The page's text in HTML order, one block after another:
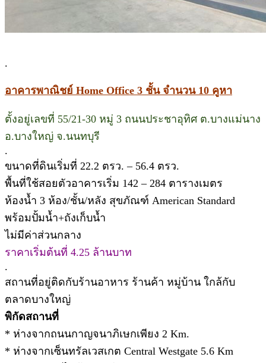
.
อาคารพาณิชย์ Home Office 3 ชั้น จำนวน 10 คูหา
ตั้งอยู่เลขที่ 55/21-30 หมู่ 3 ถนนประชาอุทิศ ต.บางแม่นาง
อ.บางใหญ่ จ.นนทบุรี
.
ขนาดที่ดินเริ่มที่ 22.2 ตรว. – 56.4 ตรว.
พื้นที่ใช้สอยตัวอาคารเริ่ม 142 – 284 ตารางเมตร
ห้องน้ำ 3 ห้อง/ชั้น/หลัง สุขภัณฑ์ American Standard
พร้อมปั้มน้ำ+ถังเก็บน้ำ
ไม่มีค่าส่วนกลาง
ราคาเริ่มต้นที่ 4.25 ล้านบาท
.
สถานที่อยู่ติดกับร้านอาหาร ร้านค้า หมู่บ้าน ใกล้กับ
ตลาดบางใหญ่
พิกัดสถานที่
* ห่างจากถนนกาญจนาภิเษกเพียง 2 Km.
* ห่างจากเซ็นทรัลเวสเกต Central Westgate 5.6 Km